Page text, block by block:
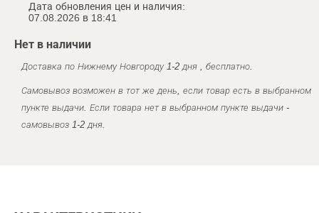
Дата обновления цен и наличия:
07.08.2026 в 18:41
Нет в наличии
Доставка по Нижнему Новгороду 1-2 дня , бесплатно.
Самовывоз возможен в тот же день, если товар есть в выбранном
пункте выдачи. Если товара нет в выбранном пункте выдачи -
самовывоз 1-2 дня.